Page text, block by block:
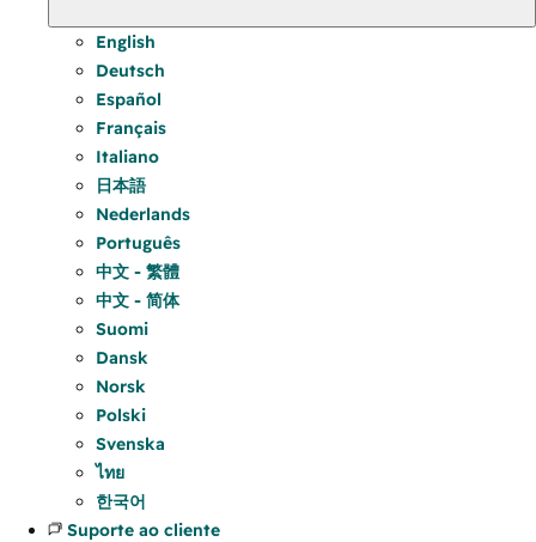
English
Deutsch
Español
Français
Italiano
日本語
Nederlands
Português
中文 - 繁體
中文 - 简体
Suomi
Dansk
Norsk
Polski
Svenska
ไทย
한국어
Suporte ao cliente